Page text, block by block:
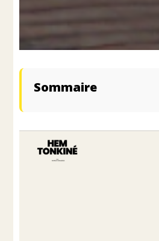
Sommaire
Comment Trouver le Sport
Correspond